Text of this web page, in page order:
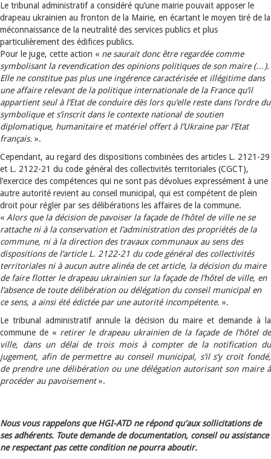
Le tribunal administratif a considéré qu’une mairie pouvait apposer le
drapeau ukrainien au fronton de la Mairie, en écartant le moyen tiré de la
méconnaissance de la neutralité des services publics et plus
particulièrement des édifices publics.
Pour le juge, cette action « ne saurait donc être regardée comme
symbolisant la revendication des opinions politiques de son maire (…).
Elle ne constitue pas plus une ingérence caractérisée et illégitime dans
une affaire relevant de la politique internationale de la France qu’il
appartient seul à l’Etat de conduire dès lors qu’elle reste dans l’ordre du
symbolique et s’inscrit dans le contexte national de soutien
diplomatique, humanitaire et matériel offert à l’Ukraine par l’Etat
français. ».
Cependant, au regard des dispositions combinées des articles L. 2121-29
et L. 2122-21 du code général des collectivités territoriales (CGCT),
l’exercice des compétences qui ne sont pas dévolues expressément à une
autre autorité revient au conseil municipal, qui est compétent de plein
droit pour régler par ses délibérations les affaires de la commune.
« Alors que la décision de pavoiser la façade de l’hôtel de ville ne se
rattache ni à la conservation et l’administration des propriétés de la
commune, ni à la direction des travaux communaux au sens des
dispositions de l’article L. 2122-21 du code général des collectivités
territoriales ni à aucun autre alinéa de cet article, la décision du maire
de faire flotter le drapeau ukrainien sur la façade de l’hôtel de ville, en
l’absence de toute délibération ou délégation du conseil municipal en
ce sens, a ainsi été édictée par une autorité incompétente. ».
Le tribunal administratif annule la décision du maire et demande à la
commune de « retirer le drapeau ukrainien de la façade de l’hôtel de
ville, dans un délai de trois mois à compter de la notification du
jugement, afin de permettre au conseil municipal, s’il s’y croit fondé,
de prendre une délibération ou une délégation autorisant son maire à
procéder au pavoisement».
Nous vous rappelons que HGI-ATD ne répond qu'aux sollicitations de
ses adhérents. Toute demande de documentation, conseil ou assistance
ne respectant pas cette condition ne pourra aboutir.